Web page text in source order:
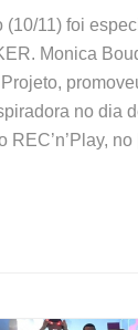
(10/11) foi
Monica
no dia
no